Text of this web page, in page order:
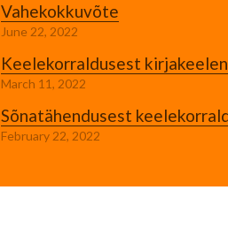
Vahekokkuvõte
June 22, 2022
Keelekorraldusest
March 11, 2022
Sõnatähendusest
February 22, 2022